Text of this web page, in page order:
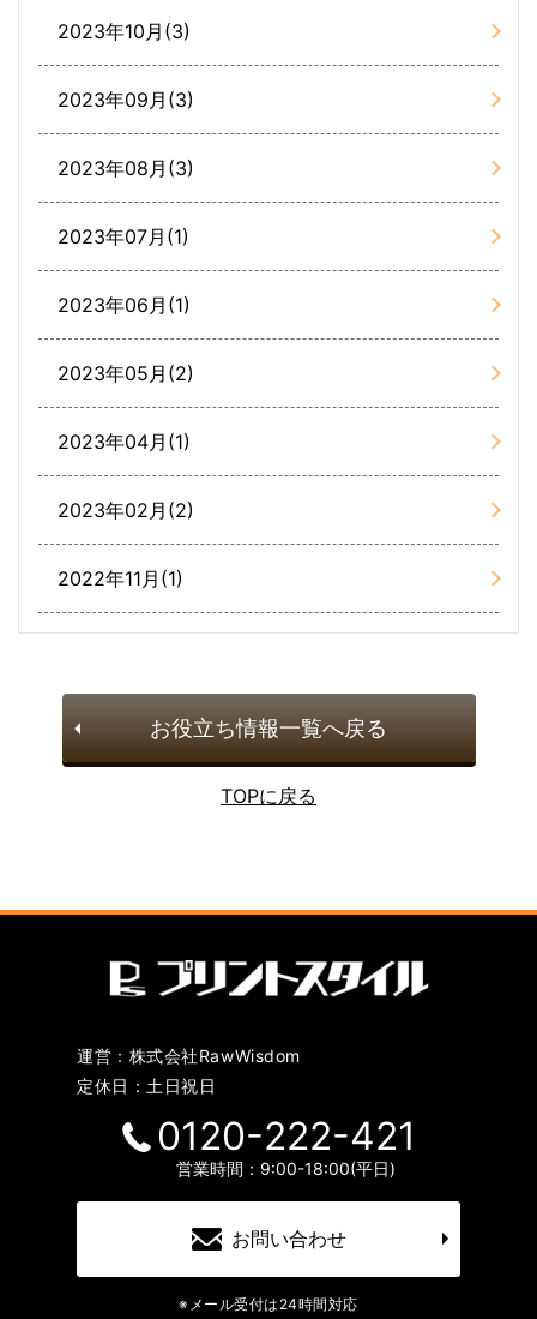
2023年10月(3)
2023年09月(3)
2023年08月(3)
2023年07月(1)
2023年06月(1)
2023年05月(2)
2023年04月(1)
2023年02月(2)
2022年11月(1)
お役立ち情報一覧へ戻る
TOPに戻る
運営：株式会社RawWisdom
定休日：土日祝日
0120-222-421
営業時間：9:00-18:00(平日)
お問い合わせ
※メール受付は24時間対応